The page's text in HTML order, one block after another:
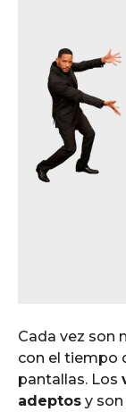
Cada vez son
con el tiempo
pantallas. Los
adeptos y